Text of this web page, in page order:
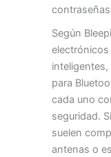
Según
para
cada uno
seguridad.
suelen
antenas o